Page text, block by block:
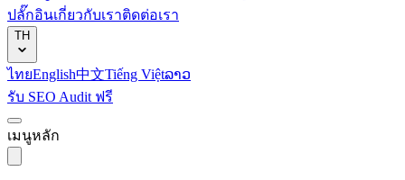
ปลั๊กอินเกี่ยวกับเราติดต่อเรา
TH
ไทยEnglish中文Tiếng Việtລາວ
รับ SEO Audit ฟรี
เมนูหลัก